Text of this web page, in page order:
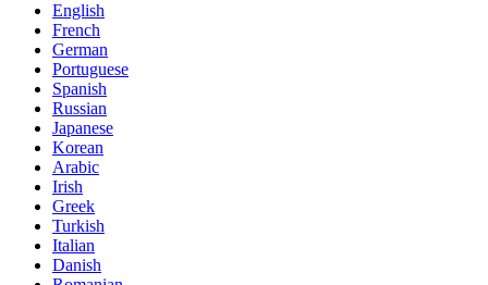
English
French
German
Portuguese
Spanish
Russian
Japanese
Korean
Arabic
Irish
Greek
Turkish
Italian
Danish